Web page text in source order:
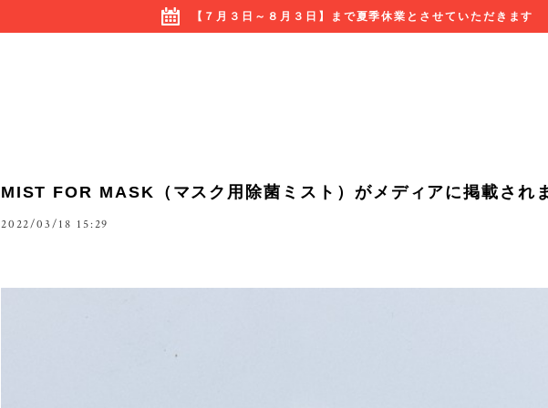
【７月３日～８月３日】まで夏季休業とさせていただきます
MIST FOR MASK（マスク用除菌ミスト）がメディアに掲載され
2022/03/18 15:29